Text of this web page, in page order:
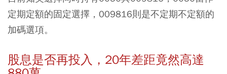
定期定額的固定選擇，009816則是不定期不定額的
加碼選項。
股息是否再投入，20年差距竟然高達